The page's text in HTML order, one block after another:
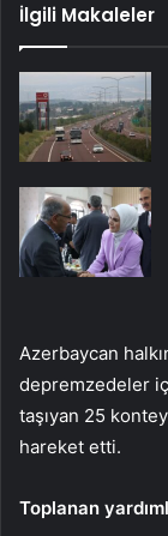
İlgili Makaleler
Azerbaycan
depremzedeler
taşıyan 25
hareket etti.
Toplanan